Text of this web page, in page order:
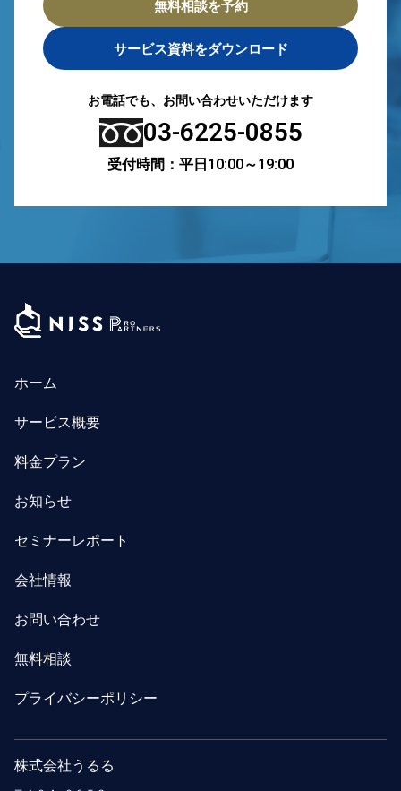
無料相談を予約
サービス資料をダウンロード
お電話でも、お問い合わせいただけます
03-6225-0855
受付時間：平日10:00～19:00
株式会社うるる
ホーム
サービス概要
料金プラン
お知らせ
セミナーレポート
会社情報
お問い合わせ
無料相談
プライバシーポリシー